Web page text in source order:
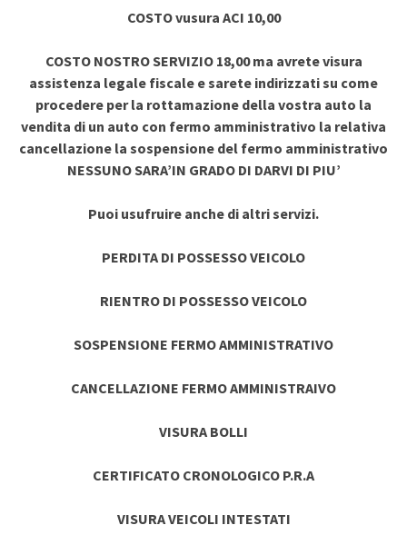
COSTO vusura ACI 10,00
COSTO NOSTRO SERVIZIO 18,00 ma avrete visura
assistenza legale fiscale e sarete indirizzati su come
procedere per la rottamazione della vostra auto la
vendita di un auto con fermo amministrativo la relativa
cancellazione la sospensione del fermo amministrativo
NESSUNO SARA’IN GRADO DI DARVI DI PIU’
Puoi usufruire anche di altri servizi.
PERDITA DI POSSESSO VEICOLO
RIENTRO DI POSSESSO VEICOLO
SOSPENSIONE FERMO AMMINISTRATIVO
CANCELLAZIONE FERMO AMMINISTRAIVO
VISURA BOLLI
CERTIFICATO CRONOLOGICO P.R.A
VISURA VEICOLI INTESTATI